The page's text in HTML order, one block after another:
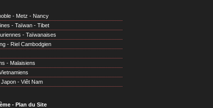
- Metz - Nancy
- Taïwan - Tibet
- Taïwanaises
- Riel Cambodgien
- Malaisiens
Japon - Viêt Nam
- Plan du Site